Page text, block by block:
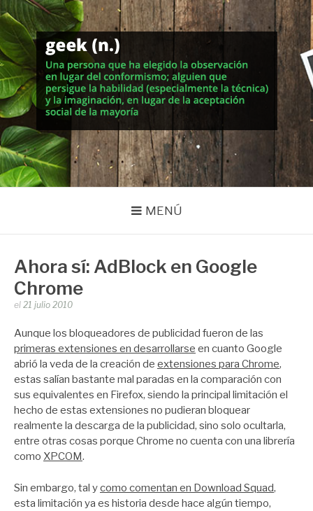
Saltar
al
contenido
MUNDO GEEK
Vida inteligente en la geekosfera
MENÚ
Ahora sí: AdBlock en Google
Chrome
Publicado
Zootropo
el 21 julio 2010
Aunque los bloqueadores de publicidad fueron de las
primeras extensiones en desarrollarse en cuanto Google
abrió la veda de la creación de extensiones para Chrome,
estas salían bastante mal paradas en la comparación con
sus equivalentes en Firefox, siendo la principal limitación el
hecho de estas extensiones no pudieran bloquear
realmente la descarga de la publicidad, sino solo ocultarla,
entre otras cosas porque Chrome no cuenta con una librería
como XPCOM.
Sin embargo, tal ycomo comentan en Download Squad,
esta limitación ya es historia desde hace algún tiempo,